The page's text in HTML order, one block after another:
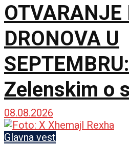
OTVARANJE
DRONOVA U
Zelenskim o
Nismo rivali,
partneri
08.08.2026
Glavna vest